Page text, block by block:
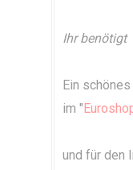
Ihr benötigt
Ein
im "
und für den